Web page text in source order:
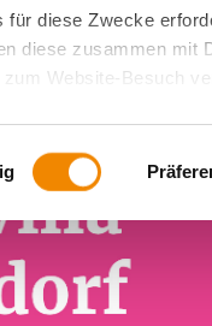
für diese Zwecke
diese zusammen mit
zum Website-Besuch
Risiken für Ihre
finden Sie in
dass alle Website-
auswählen. Sie
und Ihre